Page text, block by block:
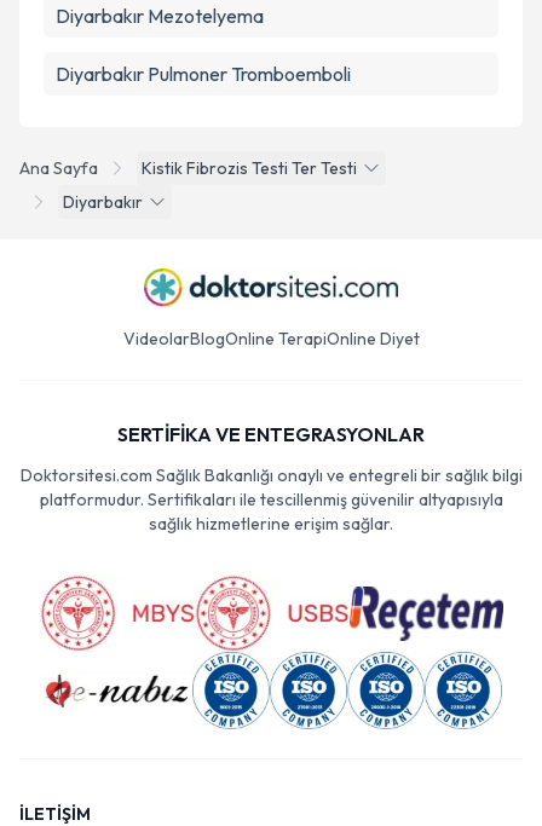
Ana Sayfa
Kistik Fibrozis Testi Ter Testi
Diyarbakır
Diyarbakır Mezotelyema
Diyarbakır Pulmoner Tromboemboli
VideolarBlogOnline TerapiOnline Diyet
SERTİFİKA VE ENTEGRASYONLAR
Doktorsitesi.com Sağlık Bakanlığı onaylı ve entegreli bir sağlık bilgi
platformudur. Sertifikaları ile tescillenmiş güvenilir altyapısıyla
sağlık hizmetlerine erişim sağlar.
İLETİŞİM